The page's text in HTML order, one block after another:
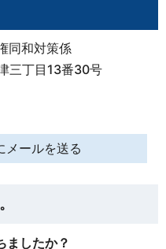
和対策係
三丁目13番30号
メールを送る
ましたか？